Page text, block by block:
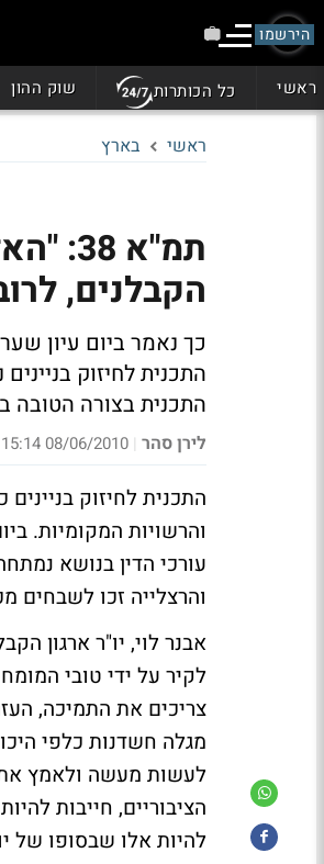
הירשמו
ראשי כל הכותרות שוק ההון
ראשי בארץ
תמ"א
הקבלנים,
התכנית לחיזוק
התכנית בצורה הטובה
לירן סהר |
08/06/2010 15:14
והרשויות המקומיות.
עורכי הדין בנושא
והרצלייה זכו לשבחים
אבנר לוי, יו"ר ארגון
לקיר על ידי טובי
צריכים את התמיכה,
מגלה חשדנות כלפי
להיות אלו שבסופו של